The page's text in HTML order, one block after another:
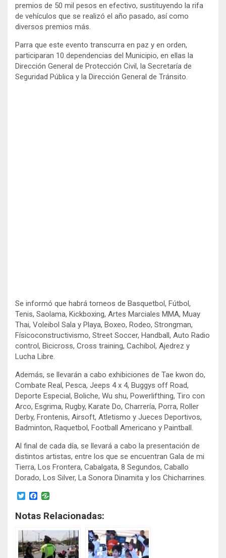
premios de 50 mil pesos en efectivo, sustituyendo la rifa
de vehículos que se realizó el año pasado, así como
diversos premios más.
Parra que este evento transcurra en paz y en orden,
participaran 10 dependencias del Municipio, en ellas la
Dirección General de Protección Civil, la Secretaría de
Seguridad Pública y la Dirección General de Tránsito.
Se informó que habrá torneos de Basquetbol, Fútbol,
Tenis, Saolama, Kickboxing, Artes Marciales MMA, Muay
Thai, Voleibol Sala y Playa, Boxeo, Rodeo, Strongman,
Físicoconstructivismo, Street Soccer, Handball, Auto Radio
control, Bicicross, Cross training, Cachibol, Ajedrez y
Lucha Libre.
Además, se llevarán a cabo exhibiciones de Tae kwon do,
Combate Real, Pesca, Jeeps 4 x 4, Buggys off Road,
Deporte Especial, Boliche, Wu shu, Powerlifthing, Tiro con
Arco, Esgrima, Rugby, Karate Do, Charrería, Porra, Roller
Derby, Frontenis, Airsoft, Atletismo y Jueces Deportivos,
Badminton, Raquetbol, Football Americano y Paintball.
Al final de cada día, se llevará a cabo la presentación de
distintos artistas, entre los que se encuentran Gala de mi
Tierra, Los Frontera, Cabalgata, 8 Segundos, Caballo
Dorado, Los Silver, La Sonora Dinamita y los Chicharrines.
T
i
t
t
r
F
c
e
b
o
o
k
Notas Relacionadas: